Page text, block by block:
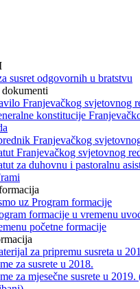
susret odgovornih u bratstvu
Franjevačkog svjetovnog
konstitucije
Franjevačkog
Franjevačkog svjetovnog
za duhovnu i pastoralnu
uz Program formacije
formacije u vremenu
početne formacije
za pripremu susreta u
za susrete u 2018.
za mjesečne susrete u 2019.